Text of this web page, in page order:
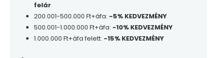
felár
200.001-500.000 Ft+áfa: -5% KEDVEZMÉNY
500.001-1.000.000 Ft+áfa: -10% KEDVEZMÉNY
1.000.000 Ft+áfa felett: -15% KEDVEZMÉNY